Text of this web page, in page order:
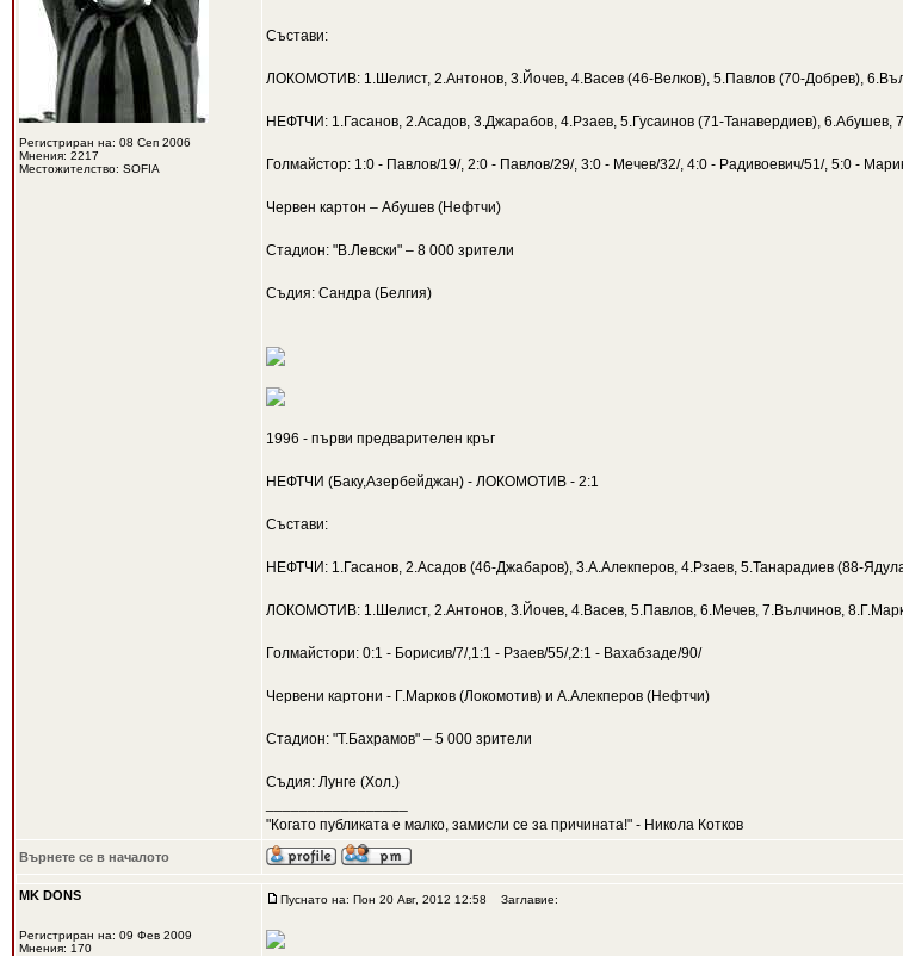
Регистриран на: 08 Сеп 2006
Мнения: 2217
Местожителство: SOFIA
Състави:
ЛОКОМОТИВ: 1.Шелист, 2.Антонов, 3.Йочев, 4.Васев (46-Велков), 5.Павлов (70-Добрев),
НЕФТЧИ: 1.Гасанов, 2.Асадов, 3.Джарабов, 4.Рзаев, 5.Гусаинов (71-Танавердиев),
Голмайстор: 1:0 - Павлов/19/, 2:0 - Павлов/29/, 3:0 - Мечев/32/, 4:0 - Радивоевич/51/, 5:0 -
Червен картон – Абушев (Нефтчи)
Стадион: "В.Левски" – 8 000 зрители
Съдия: Сандра (Белгия)
1996 - първи предварителен кръг
НЕФТЧИ (Баку,Азербейджан) - ЛОКОМОТИВ - 2:1
Състави:
НЕФТЧИ: 1.Гасанов, 2.Асадов (46-Джабаров), 3.А.Алекперов, 4.Рзаев, 5.Танарадиев (88-
ЛОКОМОТИВ: 1.Шелист, 2.Антонов, 3.Йочев, 4.Васев, 5.Павлов, 6.Мечев, 7.Вълчинов,
Голмайстори: 0:1 - Борисив/7/,1:1 - Рзаев/55/,2:1 - Вахабзаде/90/
Червени картони - Г.Марков (Локомотив) и А.Алекперов (Нефтчи)
Стадион: "Т.Бахрамов" – 5 000 зрители
Съдия: Лунге (Хол.)
"Когато публиката е малко, замисли се за причината!" - Никола Котков
Върнете се в началото
MK DONS
Регистриран на: 09 Фев 2009
Мнения: 170
Пуснато на: Пон 20 Авг, 2012 12:58 Заглавие: